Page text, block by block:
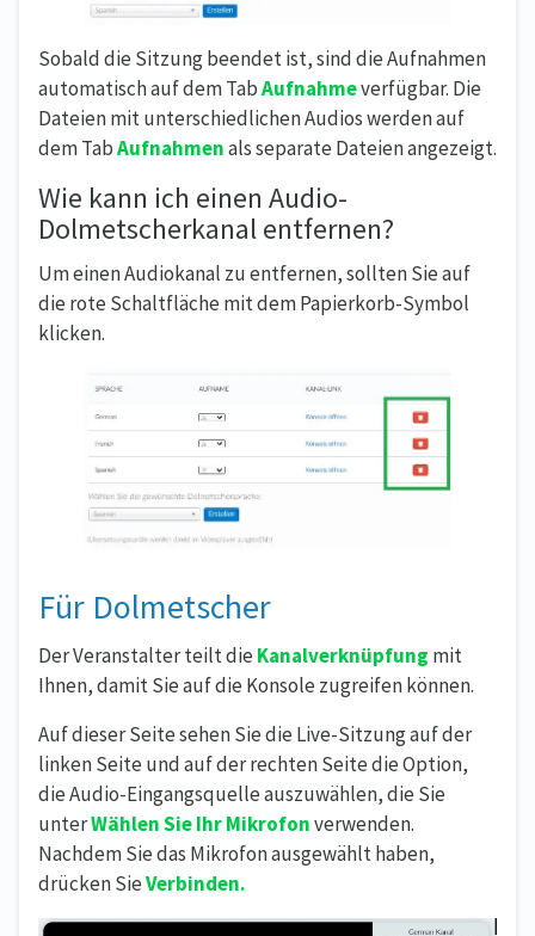
Sobald die Sitzung beendet ist, sind die Aufnahmen
automatisch auf dem TabAufnahmeverfügbar. Die
Dateien mit unterschiedlichen Audios werden auf
dem TabAufnahmenals separate Dateien angezeigt.
Wie kann ich einen Audio-
Dolmetscherkanal entfernen?
Um einen Audiokanal zu entfernen, sollten Sie auf
die rote Schaltfläche mit dem Papierkorb-Symbol
klicken.
Für Dolmetscher
Der Veranstalter teilt die Kanalverknüpfung mit
Ihnen, damit Sie auf die Konsole zugreifen können.
Auf dieser Seite sehen Sie die Live-Sitzung auf der
linken Seite und auf der rechten Seite die Option,
die Audio-Eingangsquelle auszuwählen, die Sie
unterWählen Sie Ihr Mikrofonverwenden.
Nachdem Sie das Mikrofon ausgewählt haben,
drücken SieVerbinden.